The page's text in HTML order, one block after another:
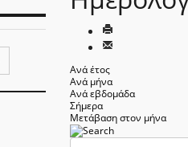
Ανά έτος
Ανά μήνα
Ανά εβδομάδα
Σήμερα
Μετάβαση στον μήνα